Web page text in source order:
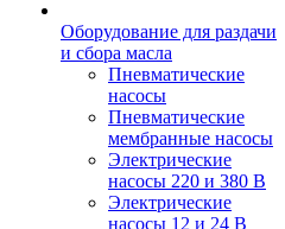
Оборудование для раздачи
и сбора масла
Пневматические
насосы
Пневматические
мембранные насосы
Электрические
насосы 220 и 380 В
Электрические
насосы 12 и 24 В